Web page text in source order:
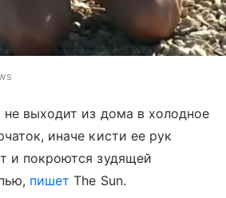
выходит из дома в холодное
иначе кисти ее рук
и покроются зудящей
пишет The Sun.